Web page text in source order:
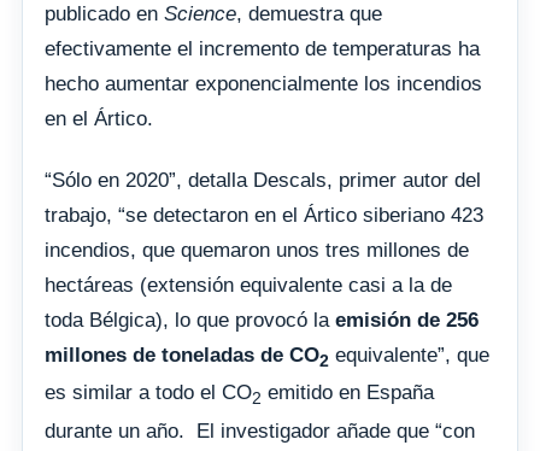
publicado en Science, demuestra que
efectivamente el incremento de temperaturas ha
hecho aumentar exponencialmente los incendios
en el Ártico.
“Sólo en 2020”, detalla Descals, primer autor del
trabajo, “se detectaron en el Ártico siberiano 423
incendios, que quemaron unos tres millones de
hectáreas (extensión equivalente casi a la de
toda Bélgica), lo que provocó laemisión de 256
millones de toneladas de CO2 equivalente”, que
es similar a todo el CO2 emitido en España
durante un año. El investigador añade que “con